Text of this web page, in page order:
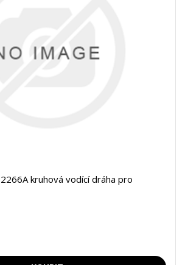
kruhová vodící dráha pro